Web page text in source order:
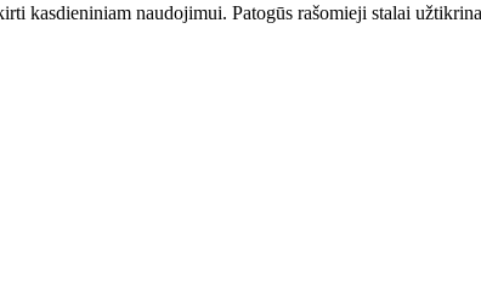
kasdieniniam naudojimui. Patogūs rašomieji stalai